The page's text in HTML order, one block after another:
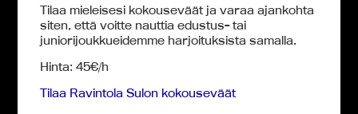
Tilaa mieleisesi kokouseväät ja varaa ajankohta
siten, että voitte nauttia edustus- tai
juniorijoukkueidemme harjoituksista samalla.
Hinta: 45€/h
Tilaa Ravintola Sulon kokouseväät